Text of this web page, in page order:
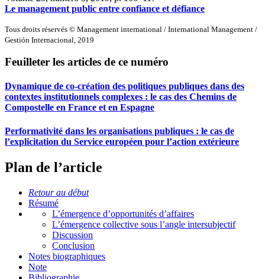
Le management public entre confiance et défiance
Tous droits réservés © Management international / International Management /
Gestión Internacional, 2019
Feuilleter les articles de ce numéro
Dynamique de co-création des politiques publiques dans des
contextes institutionnels complexes : le cas des Chemins de
Compostelle en France et en Espagne
Performativité dans les organisations publiques : le cas de
l’explicitation du Service européen pour l’action extérieure
Plan de l’article
Retour au début
Résumé
L’émergence d’opportunités d’affaires
L’émergence collective sous l’angle intersubjectif
Discussion
Conclusion
Notes biographiques
Note